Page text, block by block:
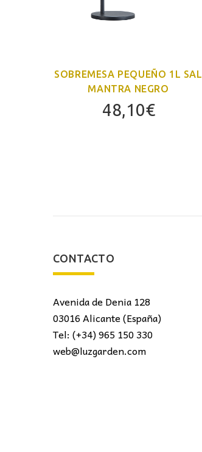
SOBREMESA PEQUEÑO 1L SAL
MANTRA NEGRO
48,10€
CONTACTO
Avenida de Denia 128
03016 Alicante (España)
Tel: (+34) 965 150 330
web@luzgarden.com